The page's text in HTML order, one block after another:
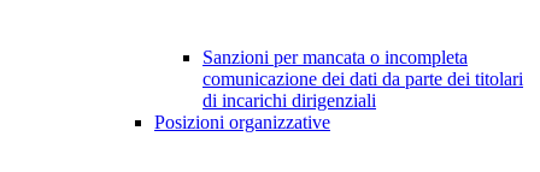
Sanzioni per mancata o incompleta
comunicazione dei dati da parte dei titolari
di incarichi dirigenziali
Posizioni organizzative